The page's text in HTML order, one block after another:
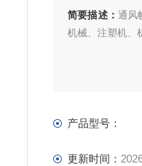
简要描述： 通风
机械、注塑机、
产品型号：
更新时间：